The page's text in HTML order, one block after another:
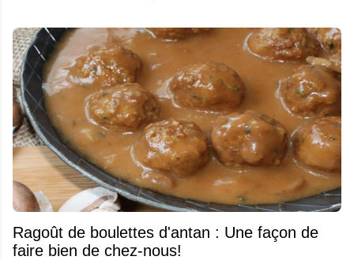
Ragoût de boulettes d'antan : Une façon de
faire bien de chez-nous!